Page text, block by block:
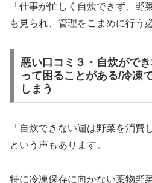
「仕事が忙しく自炊できず、野
も見られ、管理をこまめに行う
悪い口コミ３・自炊がで
って困ることがある/冷凍
しまう
「自炊できない週は野菜を消費
という声もあります。
特に冷凍保存に向かない葉物野